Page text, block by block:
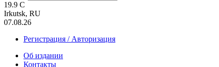
19.9 C
Irkutsk, RU
07.08.26
Регистрация / Авторизация
Об издании
Контакты